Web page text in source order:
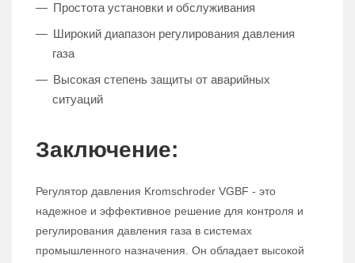
Простота установки и обслуживания
Широкий диапазон регулирования давления
газа
Высокая степень защиты от аварийных
ситуаций
Заключение:
Регулятор давления Kromschroder VGBF - это
надежное и эффективное решение для контроля и
регулирования давления газа в системах
промышленного назначения. Он обладает высокой